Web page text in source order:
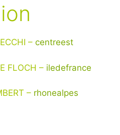
– centreest
FLOCH – iledefrance
– rhonealpes